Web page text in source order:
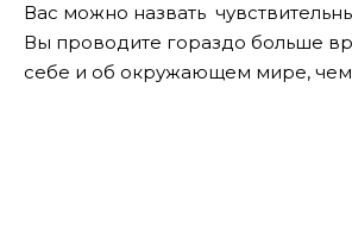
Вас можно назвать
Вы проводите гораздо больше
себе и об окружающем мире,